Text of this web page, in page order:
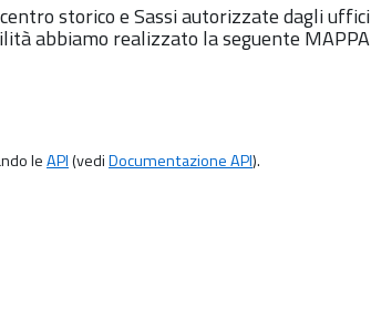
storico e Sassi autorizzate dagli uffici
abbiamo realizzato la seguente MAPPA
leAPI(vediDocumentazione API).